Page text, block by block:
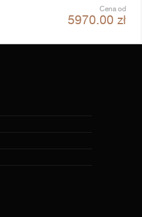
Cena od
5970.00 zł